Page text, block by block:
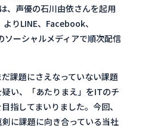
EN
閉じる
、声優の石川由依さんを起用
りLINE、Facebook、
ーシャルメディアで順次配信
課題にさえなっていない課題
い、「あたりまえ」をITのチ
指してまいりました。今回、
に課題に向き合っている当社